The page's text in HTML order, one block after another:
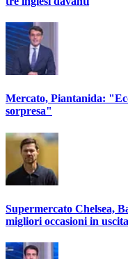
Mercato, Piantanida:
sorpresa"
Supermercato Chelsea,
migliori occasioni in uscita